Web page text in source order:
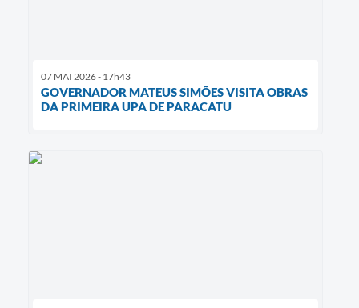
07 MAI 2026 - 17h43
GOVERNADOR MATEUS SIMÕES VISITA OBRAS
DA PRIMEIRA UPA DE PARACATU